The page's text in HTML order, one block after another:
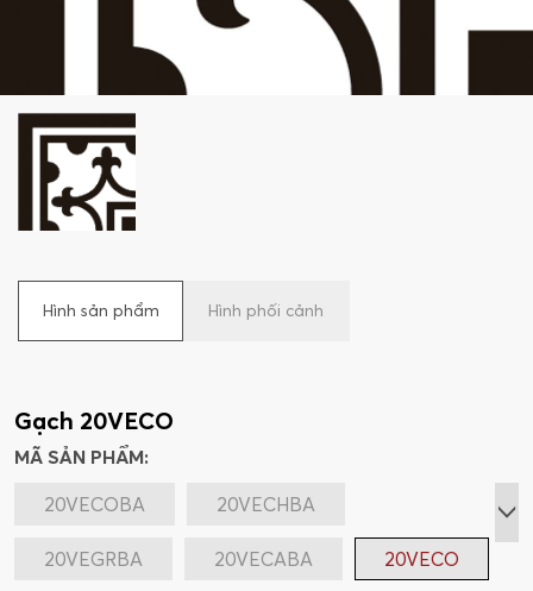
Hình sản phẩm Hình phối cảnh
Gạch 20VECO
MÃ SẢN PHẨM:
20VECOBA
20VECHBA
20VEGRBA 20VECABA 20VECO